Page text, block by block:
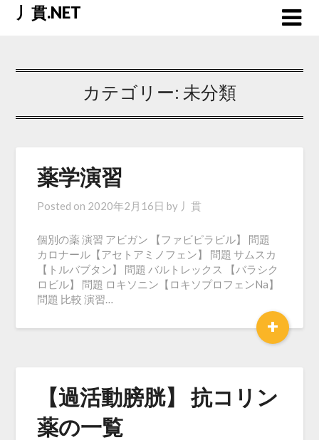
Skip丿貫.NET
カテゴリー: 未分類
薬学演習
Posted on 2020年2月16日 by 丿貫
個別の薬 演習 アビガン 【ファビピラビル】 問題
カロナール【アセトアミノフェン】 問題 サムスカ
【トルバブタン】 問題 バルトレックス 【バラシク
ロビル】 問題 ロキソニン【ロキソプロフェンNa】
問題 比較 演習…
+
【過活動膀胱】 抗コリン
薬の一覧